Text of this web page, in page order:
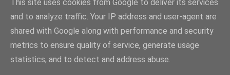
m
c
o
m
e
Com tecnologia do Blogger
Direitos Reservados. Um Blog entre Bibliotecas - Liliana Carvalho
This site uses cookies from Google to deliver its services
and to analyze traffic. Your IP address and user-agent are
shared with Google along with performance and security
metrics to ensure quality of service, generate usage
statistics, and to detect and address abuse.